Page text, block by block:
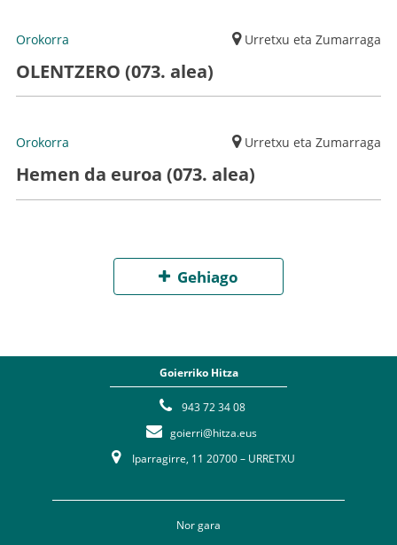
Orokorra Urretxu eta Zumarraga
OLENTZERO (073. alea)
Orokorra Urretxu eta Zumarraga
Hemen da euroa (073. alea)
Gehiago
Goierriko Hitza
943 72 34 08
goierri@hitza.eus
Iparragirre, 11 20700 – URRETXU
Nor gara